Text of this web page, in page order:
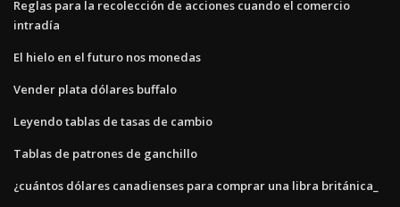
Reglas para la recolección de acciones cuando el comercio
intradía
El hielo en el futuro nos monedas
Vender plata dólares buffalo
Leyendo tablas de tasas de cambio
Tablas de patrones de ganchillo
¿cuántos dólares canadienses para comprar una libra británica_